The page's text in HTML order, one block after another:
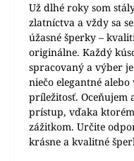
Už dlhé roky som
zlatníctva a vždy sa
úžasné šperky –
originálne. Každý
spracovaný a výber
niečo elegantné
príležitosť. Oceňujem
prístup, vďaka
zážitkom. Určite
krásne a kvalitné